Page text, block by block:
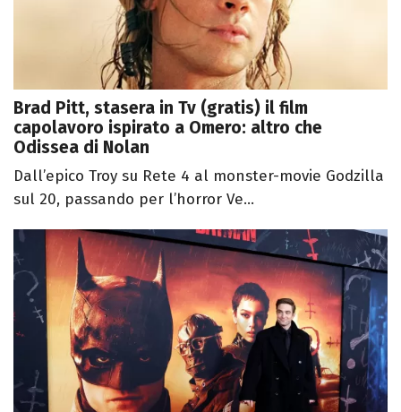
Brad Pitt, stasera in Tv (gratis) il film
capolavoro ispirato a Omero: altro che
Odissea di Nolan
Dall’epico Troy su Rete 4 al monster-movie Godzilla
sul 20, passando per l’horror Ve...